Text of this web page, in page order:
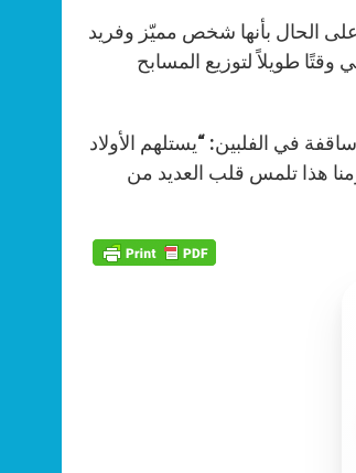
باخاريلاجيا، كاهن كاثوليكي، نينيا للمرّة الأولى في العام 1993، فهم على الحال بأنها شخص مميّز وفريد
وقتًا طويلاً لتوزيع المسابح
في الفلبين: “يستلهم الأولاد
هذا تلمس قلب العديد من